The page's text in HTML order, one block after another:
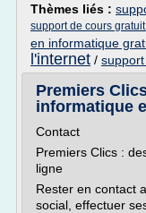
Thèmes liés :
support de cours
en informatique
l'internet /
Premiers
informatique
Contact
Premiers Clics :
ligne
Rester en contact
social, effectuer